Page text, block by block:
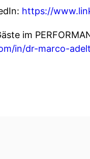
https://
im
in/dr-marco-adelt